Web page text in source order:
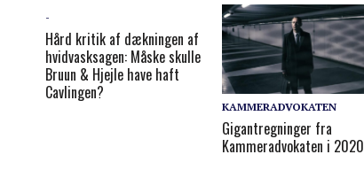
-
Hård kri­tik af dæk­nin­gen af
hvid­va­sk­sa­gen: Må­ske skul­le
Bruun & Hjej­le have haft
Cav­lin­gen?
KAMMERADVOKATEN
Gigantregninger fra
Kammeradvokaten i 2020